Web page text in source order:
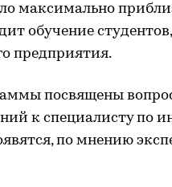
максимально
обучение
предприятия.
посвящены
к специалисту по
по мнению